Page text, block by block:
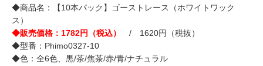
◆商品名：【10本パック】ゴーストレース（ホワイトワック
ス）
◆販売価格：1782円（税込）
/ 1620円（税抜）
◆型番：Phimo0327-10
◆色：全6色、黒/茶/焦茶/赤/青/ナチュラル